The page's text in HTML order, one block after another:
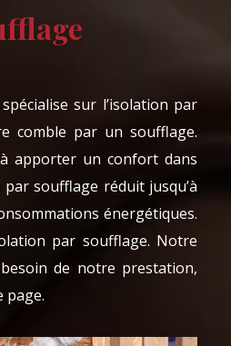
sur l’isolation par
comble par un soufflage.
apporter un confort dans
soufflage réduit jusqu’à
énergétiques.
par soufflage. Notre
de notre prestation,
page.